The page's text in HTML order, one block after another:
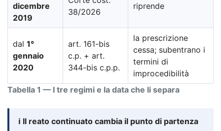
Tabella 1 — I tre regimi e la data che li separa
dicembre
2019
38/2026
riprende
dal 1°
gennaio
2020
art. 161-bis
c.p. + art.
344-bis c.p.p.
la prescrizione
cessa; subentrano i
termini di
improcedibilità
ℹ️ Il reato continuato cambia il punto di partenza